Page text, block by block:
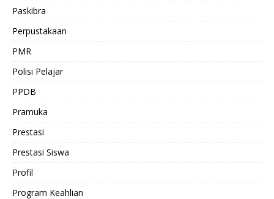
Paskibra
Perpustakaan
PMR
Polisi Pelajar
PPDB
Pramuka
Prestasi
Prestasi Siswa
Profil
Program Keahlian